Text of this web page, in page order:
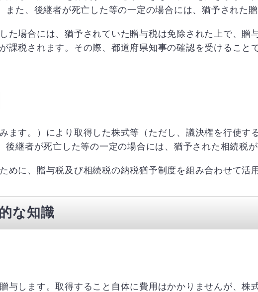
た、後継者が死亡した等の一定の場合には、猶予された贈
た場合には、猶予されていた贈与税は免除された上で、贈
課税されます。その際、都道府県知事の確認を受けること
ます。）により取得した株式等（ただし、議決権を行使す
継者が死亡した等の一定の場合には、猶予された相続税が
めに、贈与税及び相続税の納税猶予制度を組み合わせて活
な知識
与します。取得すること自体に費用はかかりませんが、株